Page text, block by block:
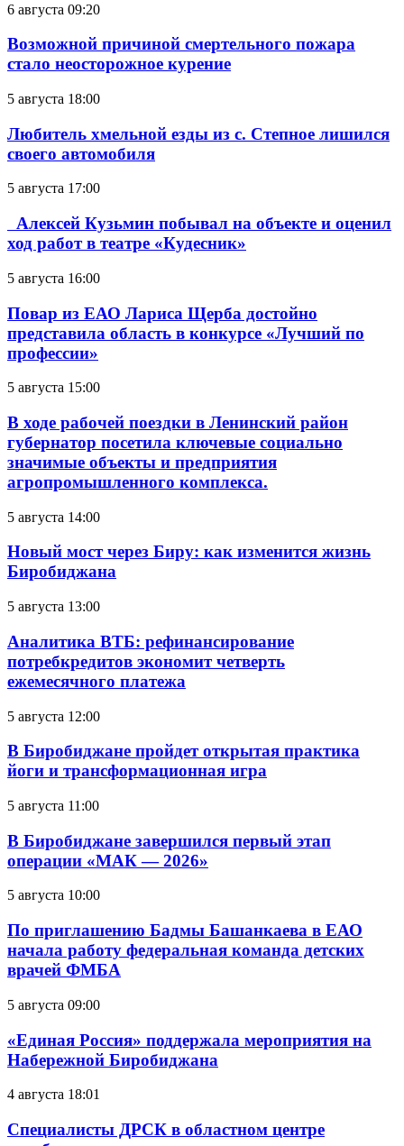
6 августа 09:20
Возможной причиной смертельного пожара
стало неосторожное курение
5 августа 18:00
Любитель хмельной езды из с. Степное лишился
своего автомобиля
5 августа 17:00
Алексей Кузьмин побывал на объекте и оценил
ход работ в театре «Кудесник»
5 августа 16:00
Повар из ЕАО Лариса Щерба достойно
представила область в конкурсе «Лучший по
профессии»
5 августа 15:00
В ходе рабочей поездки в Ленинский район
губернатор посетила ключевые социально
значимые объекты и предприятия
агропромышленного комплекса.
5 августа 14:00
Новый мост через Биру: как изменится жизнь
Биробиджана
5 августа 13:00
Аналитика ВТБ: рефинансирование
потребкредитов экономит четверть
ежемесячного платежа
5 августа 12:00
В Биробиджане пройдет открытая практика
йоги и трансформационная игра
5 августа 11:00
В Биробиджане завершился первый этап
операции «МАК — 2026»
5 августа 10:00
По приглашению Бадмы Башанкаева в ЕАО
начала работу федеральная команда детских
врачей ФМБА
5 августа 09:00
«Единая Россия» поддержала мероприятия на
Набережной Биробиджана
4 августа 18:01
Специалисты ДРСК в областном центре